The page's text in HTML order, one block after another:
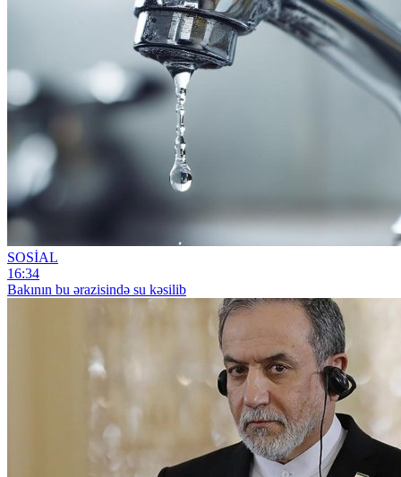
SOSİAL
16:34
Bakının bu ərazisində su kəsilib